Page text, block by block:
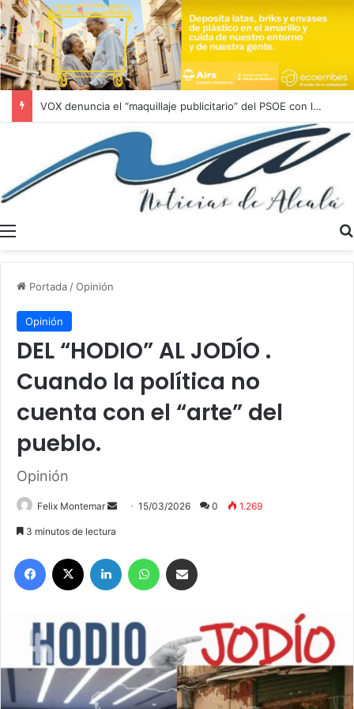
Última hora! Desprendimiento en la calle Juan Abad
Portada /Opinión
Opinión
DEL “HODIO” AL JODÍO .
Cuando la política no
cuenta con el “arte” del
pueblo.
Opinión
Felix Montemar
d
a
e
i
15/03/2026 0 1.269
3 minutos de lectura